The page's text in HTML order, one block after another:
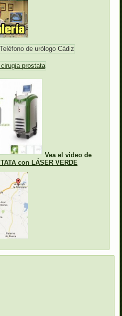
Vea el video de
con LÁSER VERDE